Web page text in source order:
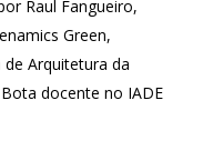
Raul Fangueiro,
Green,
de Arquitetura da
docente no IADE